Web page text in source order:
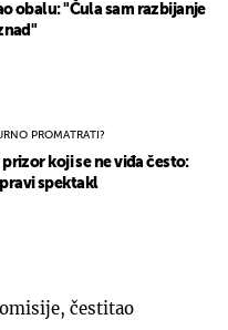
obalu: "Čula sam razbijanje
PROMATRATI?
koji se ne viđa često:
spektakl
čestitao